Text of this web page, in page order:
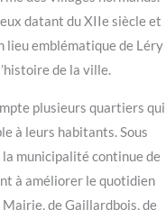
datant du XIIe siècle et
lieu emblématique de Léry
de la ville.
plusieurs quartiers qui
à leurs habitants. Sous
la municipalité continue de
à améliorer le quotidien
de Gaillardbois, de